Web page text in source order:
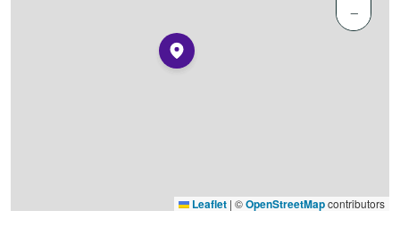
−
Leaflet | ©OpenStreetMapcontributors